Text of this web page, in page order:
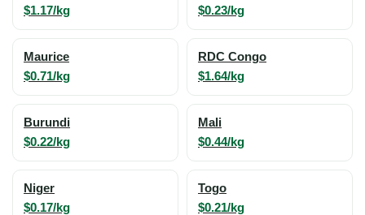
$1.17/kg $0.23/kg
Maurice
$0.71/kg
RDC Congo
$1.64/kg
Burundi
$0.22/kg
Mali
$0.44/kg
Niger
$0.17/kg
Togo
$0.21/kg